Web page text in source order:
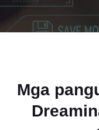
nang walang
ng mga
Mga